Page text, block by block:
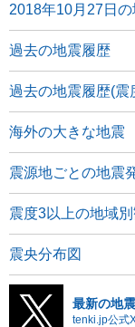
2018年10月27日の
過去の地震履歴
過去の地震履歴(震
海外の大きな地震
震源地ごとの地震
震度3以上の地域
震央分布図
最新の地
tenki.jp公式